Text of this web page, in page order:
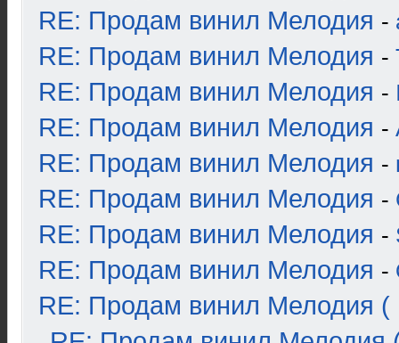
RE: Продам винил Мелодия -
RE: Продам винил Мелодия -
RE: Продам винил Мелодия -
RE: Продам винил Мелодия -
RE: Продам винил Мелодия -
RE: Продам винил Мелодия -
RE: Продам винил Мелодия -
RE: Продам винил Мелодия -
RE: Продам винил Мелодия (